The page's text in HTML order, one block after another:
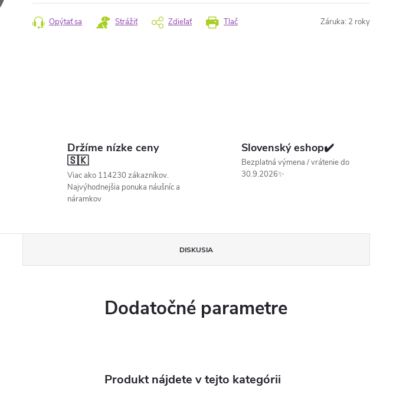
cena:
Tlač
Opýtať sa Strážiť Zdieľať Záruka: 2 roky
Držíme nízke ceny
🇸🇰
Viac ako 114230 zákazníkov.
Najvýhodnejšia ponuka náušníc a
náramkov
Slovenský eshop✔️
Bezplatná výmena / vrátenie do
30.9.2026✨
DISKUSIA
Dodatočné parametre
Produkt nájdete v tejto kategórii